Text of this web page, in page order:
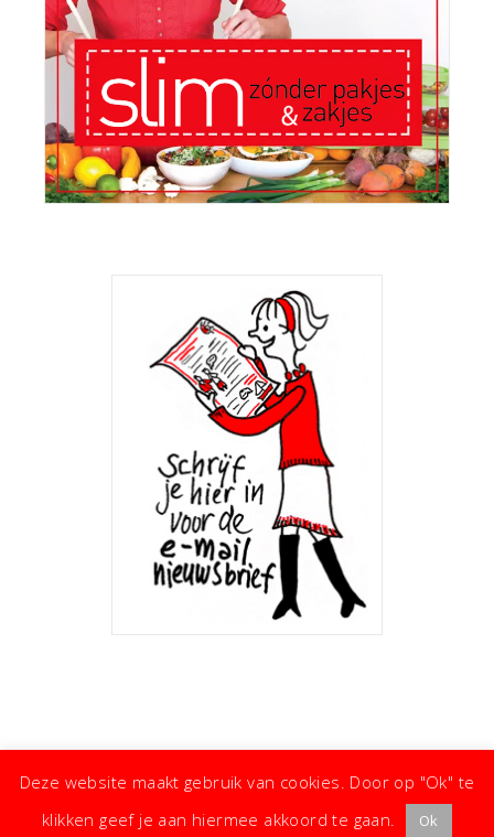
Deze website maakt gebruik van cookies. Door op "Ok" te
klikken geef je aan hiermee akkoord te gaan.
Ok